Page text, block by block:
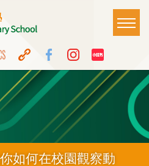
Top
Media
Icon
Button
Language
switcher
Main
如何在校園觀察動